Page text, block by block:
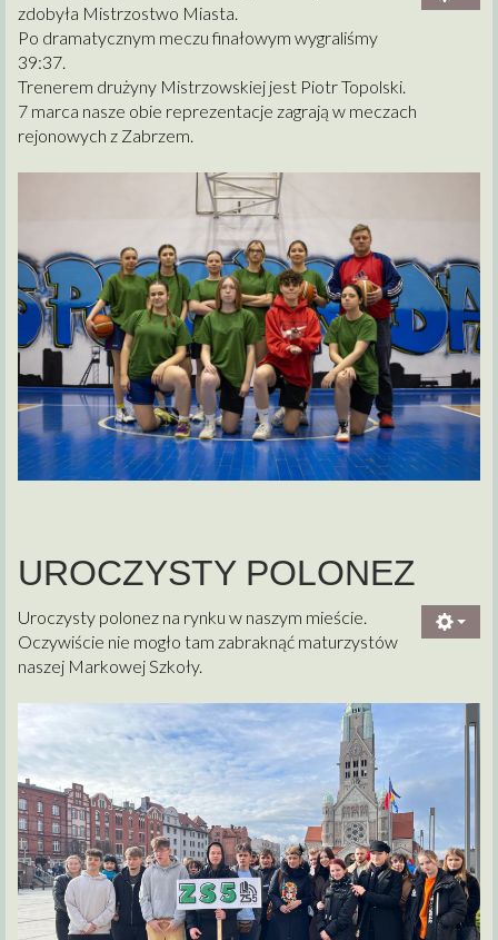
zdobyła Mistrzostwo Miasta.
Po dramatycznym meczu finałowym wygraliśmy
39:37.
Trenerem drużyny Mistrzowskiej jest Piotr Topolski.
7 marca nasze obie reprezentacje zagrają w meczach
rejonowych z Zabrzem.
UROCZYSTY POLONEZ
Uroczysty polonez na rynku w naszym mieście.
Oczywiście nie mogło tam zabraknąć maturzystów
naszej Markowej Szkoły.